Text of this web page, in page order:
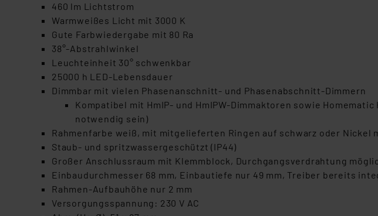
460 lm Lichtstrom
Warmweißes Licht mit 3000 K
Gute Farbwiedergabe mit 80 Ra
38°-Abstrahlwinkel
Leuchteinheit 30° schwenkbar
25000 h LED-Lebensdauer
Dimmbar mit vielen Phasenanschnitt- und Phasenabschnitt-Dimmern
Kompatibel mit HmIP- und HmIPW-Dimmaktoren sowie
notwendig sein)
Rahmenfarbe weiß, mit mitgelieferten Ringen auf schwarz oder Nickel
Staub- und spritzwassergeschützt (IP44)
Großer Anschlussraum mit Klemmblock, Durchgangsverdrahtung
Einbaudurchmesser 68 mm, Einbautiefe nur 49 mm, Treiber bereits
Rahmen-Aufbauhöhe nur 2 mm
Versorgungsspannung: 230 V AC